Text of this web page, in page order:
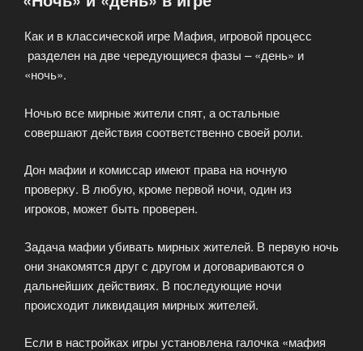
Как и в классической игре Мафия, игровой процесс
разделен на две чередующиеся фазы – «день» и
«ночь».
Ночью все мирные жители спят, а остальные
совершают действия соответственно своей роли.
Дон мафии и комиссар имеют права на ночную
проверку. В любую, кроме первой ночи, один из
игроков, может быть проверен.
Задача мафии убивать мирных жителей. В первую ночь
они знакомятся друг с другом и договариваются о
дальнейших действиях. В последующие ночи
происходит ликвидация мирных жителей.
Если в настройках игры установлена галочка «мафия